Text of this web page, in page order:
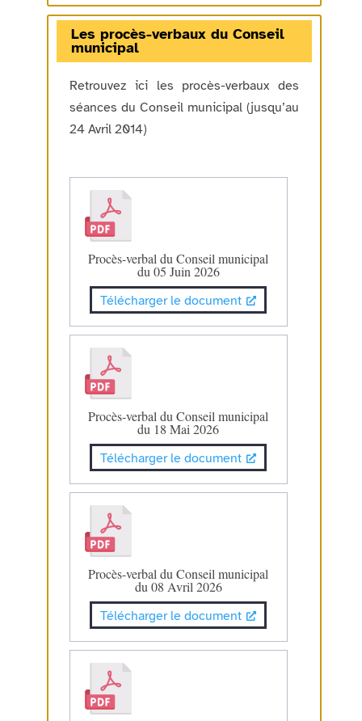
Les procès-verbaux du Conseil
municipal
Retrouvez ici les procès-verbaux des
séances du Conseil municipal (jusqu’au
24 Avril 2014)
Procès-verbal du Conseil municipal
du 05 Juin 2026
Télécharger le document
Procès-verbal du Conseil municipal
du 18 Mai 2026
Télécharger le document
Procès-verbal du Conseil municipal
du 08 Avril 2026
Télécharger le document